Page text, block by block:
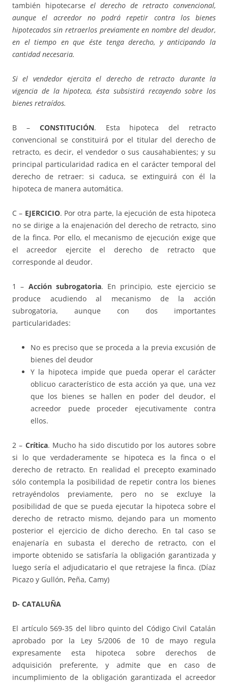
también hipotecarse el derecho de retracto convencional,
aunque el acreedor no podrá repetir contra los bienes
hipotecados sin retraerlos previamente en nombre del deudor,
en el tiempo en que éste tenga derecho, y anticipando la
cantidad necesaria.
Si el vendedor ejercita el derecho de retracto durante la
vigencia de la hipoteca, ésta subsistirá recayendo sobre los
bienes retraídos.
B – CONSTITUCIÓN. Esta hipoteca del retracto
convencional se constituirá por el titular del derecho de
retracto, es decir, el vendedor o sus causahabientes; y su
principal particularidad radica en el carácter temporal del
derecho de retraer: si caduca, se extinguirá con él la
hipoteca de manera automática.
C – EJERCICIO. Por otra parte, la ejecución de esta hipoteca
no se dirige a la enajenación del derecho de retracto, sino
de la finca. Por ello, el mecanismo de ejecución exige que
el acreedor ejercite el derecho de retracto que
corresponde al deudor.
1 – Acción subrogatoria. En principio, este ejercicio se
produce acudiendo al mecanismo de la acción
subrogatoria, aunque con dos importantes
particularidades:
No es preciso que se proceda a la previa excusión de
bienes del deudor
Y la hipoteca impide que pueda operar el carácter
oblicuo característico de esta acción ya que, una vez
que los bienes se hallen en poder del deudor, el
acreedor puede proceder ejecutivamente contra
ellos.
2 – Crítica. Mucho ha sido discutido por los autores sobre
si lo que verdaderamente se hipoteca es la finca o el
derecho de retracto. En realidad el precepto examinado
sólo contempla la posibilidad de repetir contra los bienes
retrayéndolos previamente, pero no se excluye la
posibilidad de que se pueda ejecutar la hipoteca sobre el
derecho de retracto mismo, dejando para un momento
posterior el ejercicio de dicho derecho. En tal caso se
enajenaría en subasta el derecho de retracto, con el
importe obtenido se satisfaría la obligación garantizada y
luego sería el adjudicatario el que retrajese la finca. (Díaz
Picazo y Gullón, Peña, Camy)
D- CATALUÑA
El artículo 569-35 del libro quinto del Código Civil Catalán
aprobado por la Ley 5/2006 de 10 de mayo regula
expresamente esta hipoteca sobre derechos de
adquisición preferente, y admite que en caso de
incumplimiento de la obligación garantizada el acreedor